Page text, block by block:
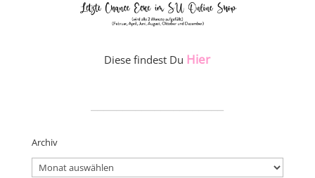
Diese findest Du Hier
Archiv
Archiv